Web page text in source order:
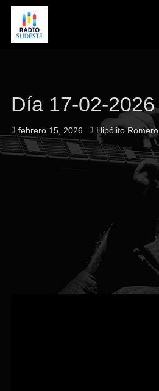
Día 17-02-2026
Publicado
el
febrero 15, 2026 Autor
Hipólito Romero